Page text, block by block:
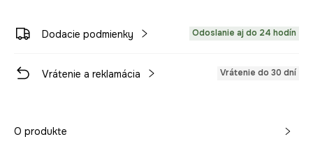
Dodacie podmienky Odoslanie aj do 24 hodín
Vrátenie a reklamácia Vrátenie do 30 dní
O produkte